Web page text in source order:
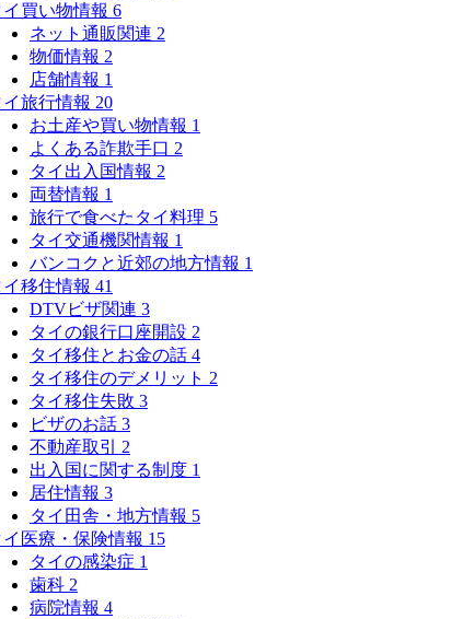
イ買い物情報 6
ネット通販関連 2
物価情報 2
店舗情報 1
イ旅行情報 20
お土産や買い物情報 1
よくある詐欺手口 2
タイ出入国情報 2
両替情報 1
旅行で食べたタイ料理 5
タイ交通機関情報 1
バンコクと近郊の地方情報 1
イ移住情報 41
DTVビザ関連 3
タイの銀行口座開設 2
タイ移住とお金の話 4
タイ移住のデメリット 2
タイ移住失敗 3
ビザのお話 3
不動産取引 2
出入国に関する制度 1
居住情報 3
タイ田舎・地方情報 5
イ医療・保険情報 15
タイの感染症 1
歯科 2
病院情報 4